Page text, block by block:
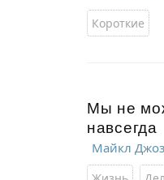
Короткие
Мы не
навсегда
Майкл